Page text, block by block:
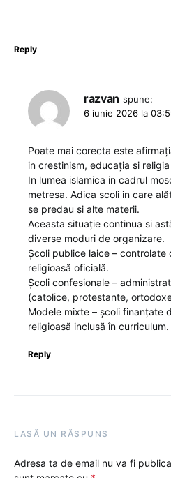
Reply
razvan spune:
6 iunie 2026 la
Poate mai corecta este
in crestinism, educația si
In lumea islamica in cadrul
metresa. Adica scoli in care
se predau si alte materii.
Aceasta situație continua si
diverse moduri de organizare.
Școli publice laice –
religioasă oficială.
Școli confesionale –
(catolice, protestante,
Modele mixte – școli finanțate
religioasă inclusă în curriculum.
Reply
LASĂ UN RĂSPUNS
Adresa ta de email nu va fi